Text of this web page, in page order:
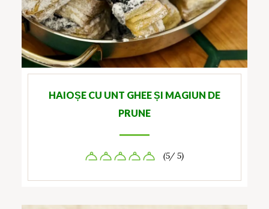
HAIOȘE CU UNT GHEE ȘI MAGIUN DE
PRUNE
(5/ 5)